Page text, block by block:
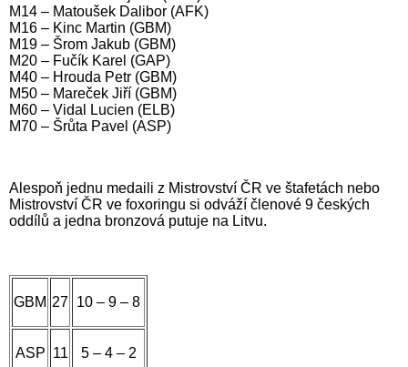
M14 – Matoušek Dalibor (AFK)
M16 – Kinc Martin (GBM)
M19 – Šrom Jakub (GBM)
M20 – Fučík Karel (GAP)
M40 – Hrouda Petr (GBM)
M50 – Mareček Jiří (GBM)
M60 – Vidal Lucien (ELB)
M70 – Šrůta Pavel (ASP)
Alespoň jednu medaili z Mistrovství ČR ve štafetách nebo
Mistrovství ČR ve foxoringu si odváží členové 9 českých
oddílů a jedna bronzová putuje na Litvu.
GBM 27 10 – 9 – 8
ASP 11 5 – 4 – 2